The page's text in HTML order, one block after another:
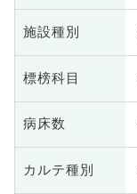
施設種別
標榜科目
病床数
カルテ種別